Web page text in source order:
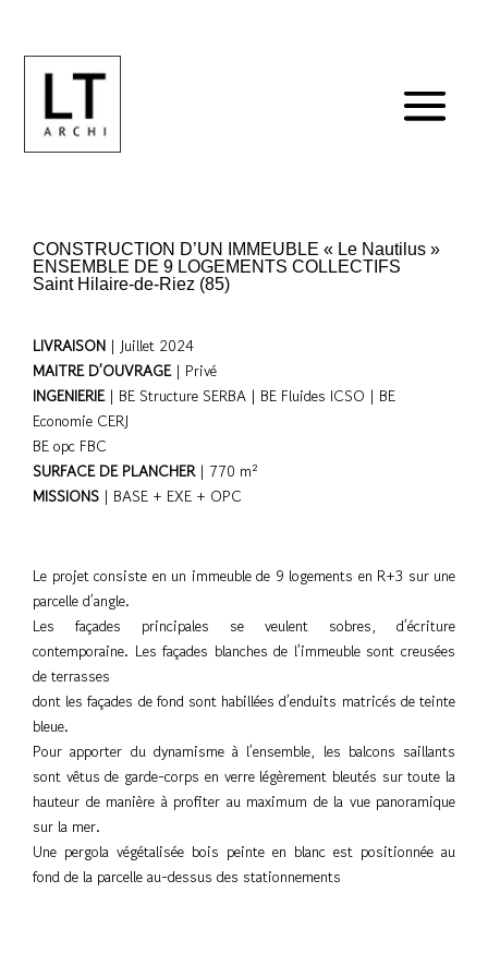
CONSTRUCTION D’UN IMMEUBLE « Le Nautilus »
ENSEMBLE DE 9 LOGEMENTS COLLECTIFS
Saint Hilaire-de-Riez (85)
LIVRAISON | Juillet 2024
MAITRE D’OUVRAGE| Privé
INGENIERIE | BE Structure SERBA | BE Fluides ICSO | BE
Economie CERJ
BE opc FBC
SURFACE DE PLANCHER| 770 m²
MISSIONS | BASE + EXE + OPC
Le projet consiste en un immeuble de 9 logements en R+3 sur une
parcelle d’angle.
Les façades principales se veulent sobres, d’écriture
contemporaine. Les façades blanches de l’immeuble sont creusées
de terrasses
dont les façades de fond sont habillées d’enduits matricés de teinte
bleue.
Pour apporter du dynamisme à l’ensemble, les balcons saillants
sont vêtus de garde-corps en verre légèrement bleutés sur toute la
hauteur de manière à profiter au maximum de la vue panoramique
sur la mer.
Une pergola végétalisée bois peinte en blanc est positionnée au
fond de la parcelle au-dessus des stationnements